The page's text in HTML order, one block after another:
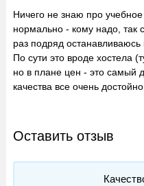
Ничего не знаю про
нормально - кому надо, так
раз подряд останавливаюсь
По сути это вроде хостела
но в плане цен - это самый
качества все очень
Оставить отзыв